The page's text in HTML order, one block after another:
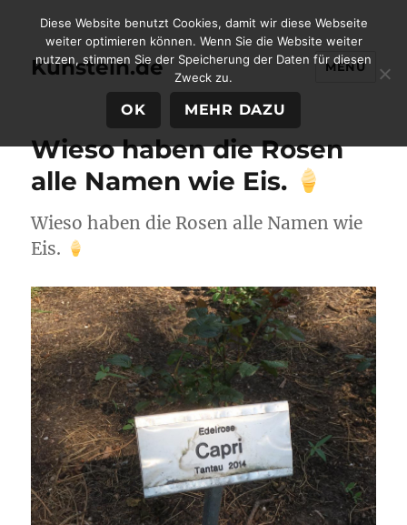
Kunstein.de MENÜ
Wieso haben die Rosen
alle Namen wie Eis.
Wieso haben die Rosen alle Namen wie
Eis.
Diese Website benutzt Cookies, damit wir diese Webseite
weiter optimieren können. Wenn Sie die Website weiter
nutzen, stimmen Sie der Speicherung der Daten für diesen
Zweck zu.
OK MEHR DAZU